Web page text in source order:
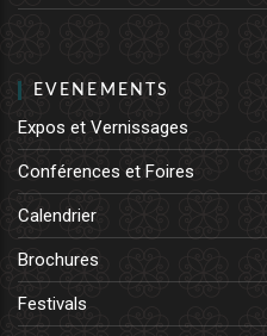
EVENEMENTS
Expos et Vernissages
Conférences et Foires
Calendrier
Brochures
Festivals